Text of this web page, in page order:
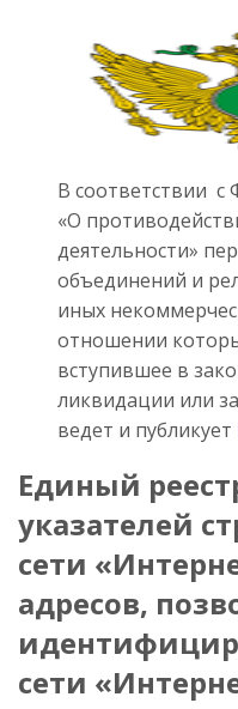
В соответствии
«О
деятельности»
объединений и
иных
отношении
вступившее в
ликвидации или
ведет и публикует
Единый
указателей
сети
адресов,
сети